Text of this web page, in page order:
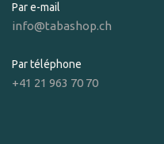
Par e-mail
info@tabashop.ch
Par téléphone
+41 21 963 70 70